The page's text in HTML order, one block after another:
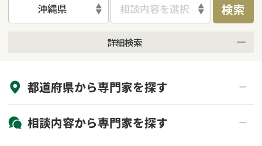
沖縄県 相談内容を選択 検索
詳細検索
初回相談無料
土日祝の相談可能
都道府県から専門家を探す
北海道・東北
相談内容から専門家を探す